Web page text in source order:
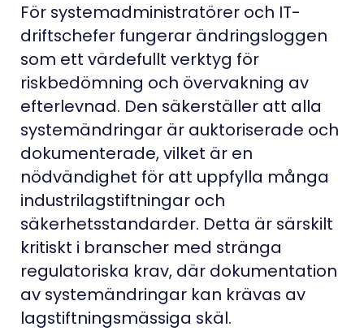
För systemadministratörer och IT-
driftschefer fungerar ändringsloggen
som ett värdefullt verktyg för
riskbedömning och övervakning av
efterlevnad. Den säkerställer att alla
systemändringar är auktoriserade och
dokumenterade, vilket är en
nödvändighet för att uppfylla många
industrilagstiftningar och
säkerhetsstandarder. Detta är särskilt
kritiskt i branscher med stränga
regulatoriska krav, där dokumentation
av systemändringar kan krävas av
lagstiftningsmässiga skäl.